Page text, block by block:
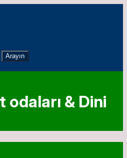
Arayın
odaları & Dini